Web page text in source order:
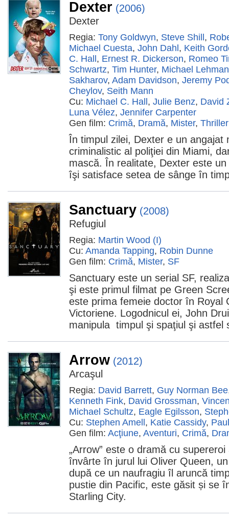
Dexter (2006)
Dexter
Regia: Tony Goldwyn, Steve Shill ,
Michael Cuesta, John Dahl , Keith
C. Hall , Ernest R. Dickerson, Romeo
Schwartz, Tim Hunter, Michael
Sakharov, Adam Davidson, Jeremy
Cheylov, Seith Mann
Cu: Michael C. Hall , Julie Benz, David
Luna Vélez, Jennifer Carpenter
Gen film: Crimă, Dramă, Mister, Thriller
În timpul zilei, Dexter e un angajat
criminalistic al poliţiei din Miami,
mască. În realitate, Dexter este
îşi satisface setea de sânge în
Sanctuary (2008)
Refugiul
Regia: Martin Wood (I)
Cu: Amanda Tapping, Robin Dunne
Gen film: Crimă, Mister, SF
Sanctuary este un serial SF,
şi este primul filmat pe Green
este prima femeie doctor în Royal
Victoriene. Logodnicul ei, John
manipula timpul şi spaţiul şi astfel
Arrow (2012)
Arcaşul
Regia: David Barrett, Guy Norman Bee
Kenneth Fink, David Grossman,
Michael Schultz, Eagle Egilsson,
Cu: Stephen Amell , Katie Cassidy,
Gen film: Acţiune, Aventuri, Crimă,
„Arrow” este o dramă cu
învârte în jurul lui Oliver Queen,
după ce un naufragiu îl aruncă
pustie din Pacific, este găsit și se
Starling City.